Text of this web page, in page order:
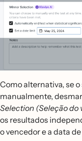
Como alternativa, se
manualmente,
Selection (Seleção do
os resultados
o vencedor e a data